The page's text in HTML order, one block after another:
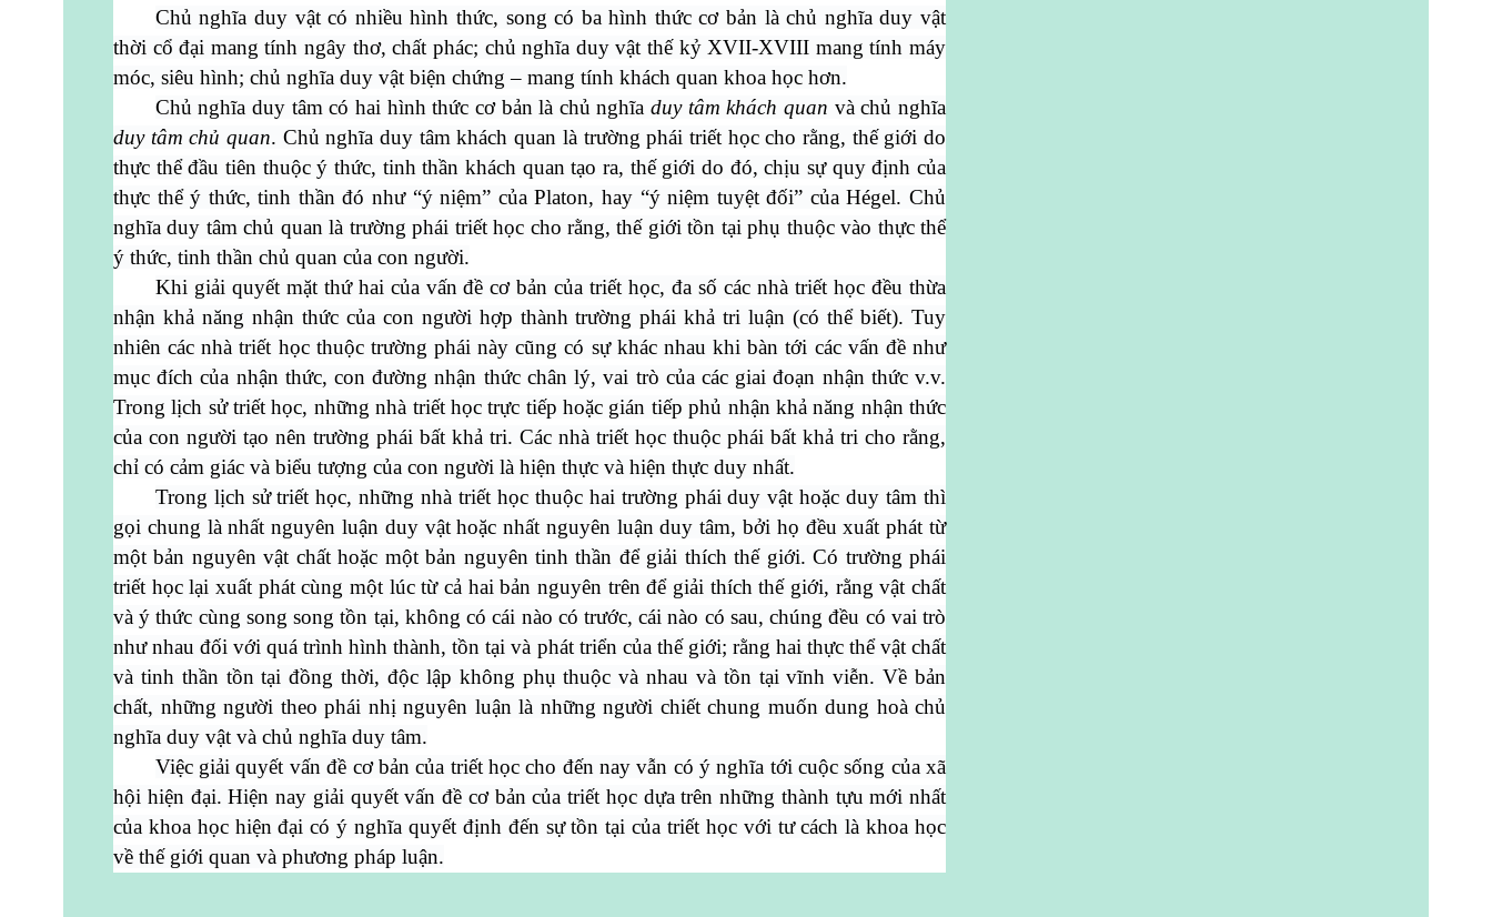
Chủ nghĩa duy vật có nhiều hình thức, song có ba hình thức cơ bản là chủ nghĩa duy vật
thời cổ đại mang tính ngây thơ, chất phác; chủ nghĩa duy vật thế kỷ XVII-XVIII mang tính máy
móc, siêu hình; chủ nghĩa duy vật biện chứng – mang tính khách quan khoa học hơn.
Chủ nghĩa duy tâm có hai hình thức cơ bản là chủ nghĩaduy tâm khách quan và chủ nghĩa
duy tâm chủ quan. Chủ nghĩa duy tâm khách quan là trường phái triết học cho rằng, thế giới do
thực thể đầu tiên thuộc ý thức, tinh thần khách quan tạo ra, thế giới do đó, chịu sự quy định của
thực thể ý thức, tinh thần đó như “ý niệm” của Platon, hay “ý niệm tuyệt đối” của Hégel. Chủ
nghĩa duy tâm chủ quan là trường phái triết học cho rằng, thế giới tồn tại phụ thuộc vào thực thể
ý thức, tinh thần chủ quan của con người.
Khi giải quyết mặt thứ hai của vấn đề cơ bản của triết học, đa số các nhà triết học đều thừa
nhận khả năng nhận thức của con người hợp thành trường phái khả tri luận (có thể biết). Tuy
nhiên các nhà triết học thuộc trường phái này cũng có sự khác nhau khi bàn tới các vấn đề như
mục đích của nhận thức, con đường nhận thức chân lý, vai trò của các giai đoạn nhận thức v.v.
Trong lịch sử triết học, những nhà triết học trực tiếp hoặc gián tiếp phủ nhận khả năng nhận thức
của con người tạo nên trường phái bất khả tri. Các nhà triết học thuộc phái bất khả tri cho rằng,
chỉ có cảm giác và biểu tượng của con người là hiện thực và hiện thực duy nhất.
Trong lịch sử triết học, những nhà triết học thuộc hai trường phái duy vật hoặc duy tâm thì
gọi chung là nhất nguyên luận duy vật hoặc nhất nguyên luận duy tâm, bởi họ đều xuất phát từ
một bản nguyên vật chất hoặc một bản nguyên tinh thần để giải thích thế giới. Có trường phái
triết học lại xuất phát cùng một lúc từ cả hai bản nguyên trên để giải thích thế giới, rằng vật chất
và ý thức cùng song song tồn tại, không có cái nào có trước, cái nào có sau, chúng đều có vai trò
như nhau đối với quá trình hình thành, tồn tại và phát triển của thế giới; rằng hai thực thể vật chất
và tinh thần tồn tại đồng thời, độc lập không phụ thuộc và nhau và tồn tại vĩnh viễn. Về bản
chất, những người theo phái nhị nguyên luận là những người chiết chung muốn dung hoà chủ
nghĩa duy vật và chủ nghĩa duy tâm.
Việc giải quyết vấn đề cơ bản của triết học cho đến nay vẫn có ý nghĩa tới cuộc sống của xã
hội hiện đại. Hiện nay giải quyết vấn đề cơ bản của triết học dựa trên những thành tựu mới nhất
của khoa học hiện đại có ý nghĩa quyết định đến sự tồn tại của triết học với tư cách là khoa học
về thế giới quan và phương pháp luận.